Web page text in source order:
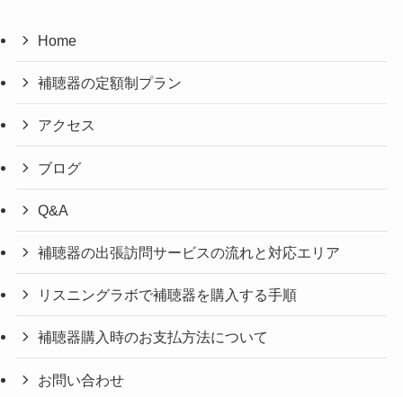
Home
補聴器の定額制プラン
アクセス
ブログ
Q&A
補聴器の出張訪問サービスの流れと対応エリア
リスニングラボで補聴器を購入する手順
補聴器購入時のお支払方法について
お問い合わせ